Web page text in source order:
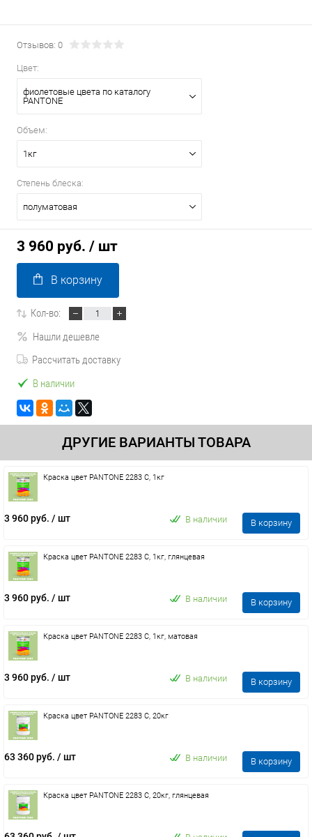
Отзывов: 0
Цвет:
фиолетовые цвета по каталогу
PANTONE
Объем:
1кг
Степень блеска:
полуматовая
3 960 руб. / шт
В корзину
Кол-во:
Нашли дешевле
Рассчитать доставку
В наличии
ДРУГИЕ ВАРИАНТЫ ТОВАРА
Краска цвет PANTONE 2283 C, 1кг
3 960 руб. / шт В наличии В корзину
Краска цвет PANTONE 2283 C, 1кг, глянцевая
3 960 руб. / шт В наличии В корзину
Краска цвет PANTONE 2283 C, 1кг, матовая
3 960 руб. / шт В наличии В корзину
Краска цвет PANTONE 2283 C, 20кг
63 360 руб. / шт В наличии В корзину
Краска цвет PANTONE 2283 C, 20кг, глянцевая